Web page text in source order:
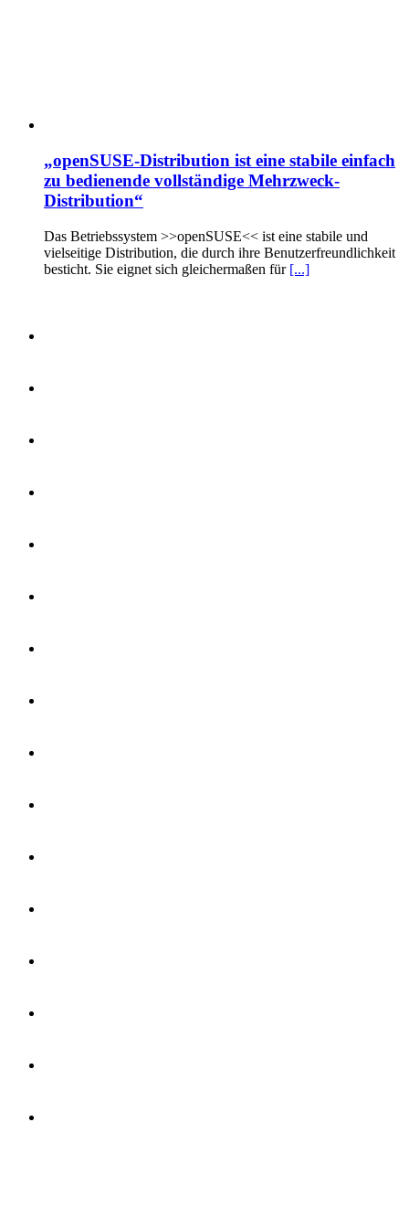
„openSUSE-Distribution ist eine stabile einfach
zu bedienende vollständige Mehrzweck-
Distribution“
Das Betriebssystem >>openSUSE<< ist eine stabile und
vielseitige Distribution, die durch ihre Benutzerfreundlichkeit
besticht. Sie eignet sich gleichermaßen für [...]